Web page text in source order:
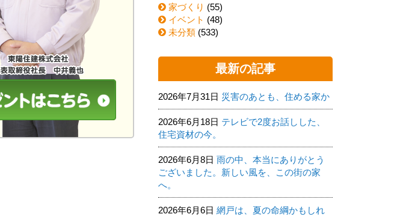
家づくり (55)
イベント (48)
未分類 (533)
最新の記事
2026年7月31日 災害のあとも、住める家か
2026年6月18日 テレビで2度お話しした、
住宅資材の今。
2026年6月8日 雨の中、本当にありがとう
ございました。新しい風を、この街の家
へ。
2026年6月6日 網戸は、夏の命綱かもしれ